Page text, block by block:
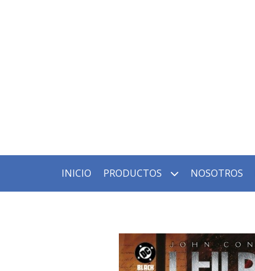
INICIO PRODUCTOS NOSOTROS